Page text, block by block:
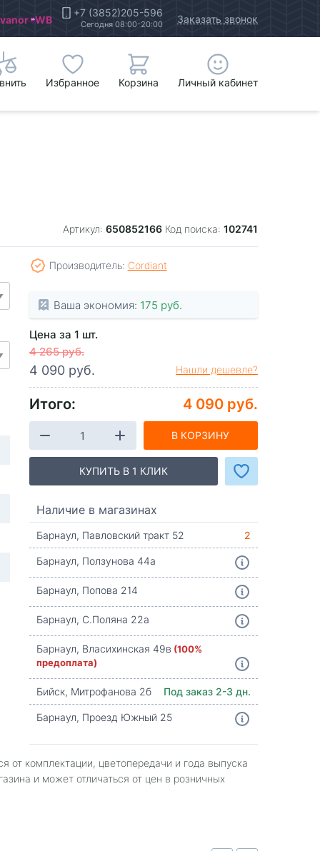
WB +7 (3852)205-596
Сегодня 08:00-20:00 Заказать звонок
Избранное Корзина Личный кабинет
Артикул: 650852166 Код поиска: 102741
Производитель: Cordiant
Ваша экономия: 175 руб.
Цена за 1 шт.
4 265 руб.
4 090 руб. Нашли дешевле?
Итого: 4 090 руб.
В КОРЗИНУ
КУПИТЬ В 1 КЛИК
Наличие в магазинах
Барнаул, Павловский тракт 52
2
Барнаул, Ползунова 44а
Барнаул, Попова 214
Барнаул, С.Поляна 22а
Барнаул, Власихинская 49в (100%
предоплата)
Бийск, Митрофанова 2б
Под заказ 2-3 дн.
Барнаул, Проезд Южный 25
от комплектации, цветопередачи и года выпуска
и может отличаться от цен в розничных